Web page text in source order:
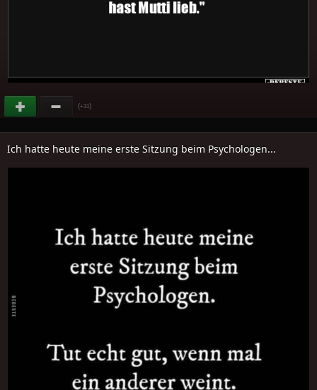
(+31)
Ich hatte heute meine erste Sitzung beim Psychologen...